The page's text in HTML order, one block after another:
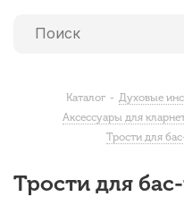
Каталог - Духовые
Аксессуары для
Трости для
Трости для